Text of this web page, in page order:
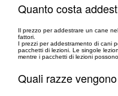
Quanto costa
Il prezzo per addestrare un cane
fattori.
I prezzi per addestramento di cani
pacchetti di lezioni. Le singole
mentre i pacchetti di lezioni
Quali razze